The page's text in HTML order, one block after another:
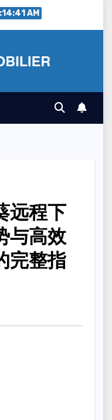
AM
远程下
与高效
完整指